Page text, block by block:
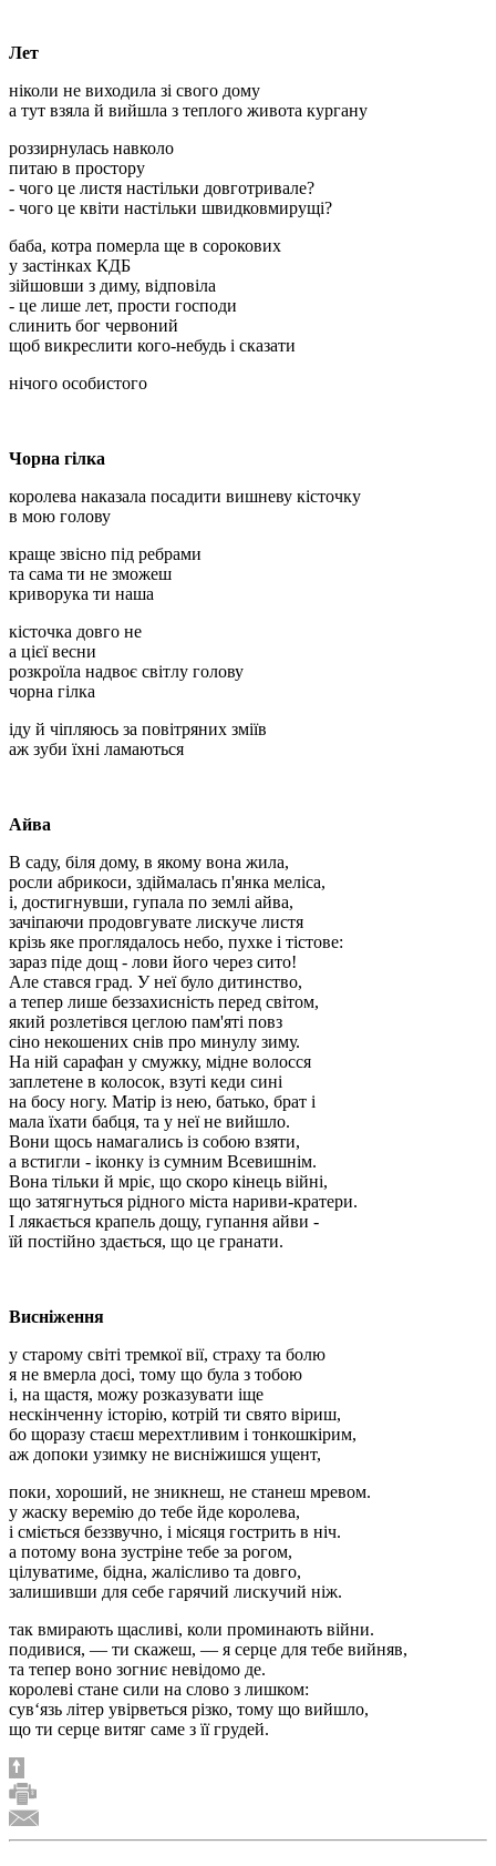
Лет
ніколи не виходила зі свого дому
а тут взяла й вийшла з теплого живота кургану
роззирнулась навколо
питаю в простору
- чого це листя настільки довготривале?
- чого це квіти настільки швидковмирущі?
баба, котра померла ще в сорокових
у застінках КДБ
зійшовши з диму, відповіла
- це лише лет, прости господи
слинить бог червоний
щоб викреслити кого-небудь і сказати
нічого особистого
Чорна гілка
королева наказала посадити вишневу кісточку
в мою голову
краще звісно під ребрами
та сама ти не зможеш
криворука ти наша
кісточка довго не
а цієї весни
розкроїла надвоє світлу голову
чорна гілка
іду й чіпляюсь за повітряних зміїв
аж зуби їхні ламаються
Айва
В саду, біля дому, в якому вона жила,
росли абрикоси, здіймалась п'янка меліса,
і, достигнувши, гупала по землі айва,
зачіпаючи продовгувате лискуче листя
крізь яке проглядалось небо, пухке і тістове:
зараз піде дощ - лови його через сито!
Але стався град. У неї було дитинство,
а тепер лише беззахисність перед світом,
який розлетівся цеглою пам'яті повз
сіно некошених снів про минулу зиму.
На ній сарафан у смужку, мідне волосся
заплетене в колосок, взуті кеди сині
на босу ногу. Матір із нею, батько, брат і
мала їхати бабця, та у неї не вийшло.
Вони щось намагались із собою взяти,
а встигли - іконку із сумним Всевишнім.
Вона тільки й мріє, що скоро кінець війні,
що затягнуться рідного міста нариви-кратери.
І лякається крапель дощу, гупання айви -
їй постійно здається, що це гранати.
Висніження
у старому світі тремкої вії, страху та болю
я не вмерла досі, тому що була з тобою
і, на щастя, можу розказувати іще
нескінченну історію, котрій ти свято віриш,
бо щоразу стаєш мерехтливим і тонкошкірим,
аж допоки узимку не висніжишся ущент,
поки, хороший, не зникнеш, не станеш мревом.
у жаску веремію до тебе йде королева,
і сміється беззвучно, і місяця гострить в ніч.
а потому вона зустріне тебе за рогом,
цілуватиме, бідна, жалісливо та довго,
залишивши для себе гарячий лискучий ніж.
так вмирають щасливі, коли проминають війни.
подивися, — ти скажеш, — я серце для тебе вийняв,
та тепер воно зогниє невідомо де.
королеві стане сили на слово з лишком:
сув‘язь літер увірветься різко, тому що вийшло,
що ти серце витяг саме з її грудей.